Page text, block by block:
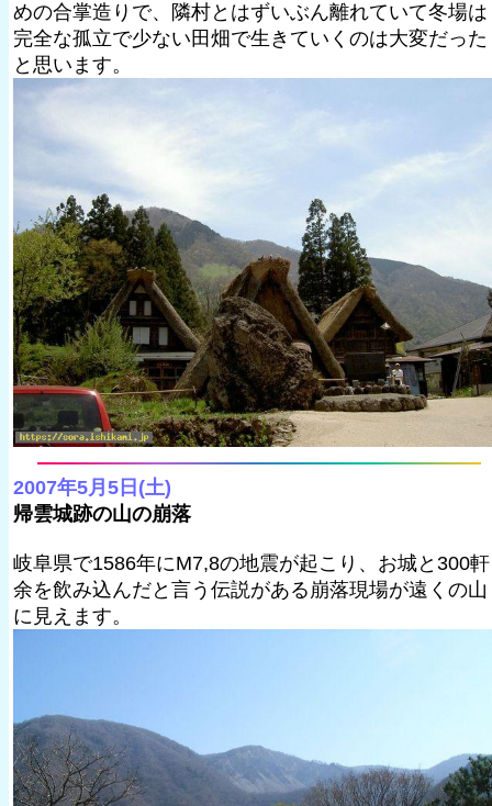
めの合掌造りで、隣村とはずいぶん離れていて冬場は
完全な孤立で少ない田畑で生きていくのは大変だった
と思います。
2007年5月5日(土)
帰雲城跡の山の崩落
岐阜県で1586年にM7,8の地震が起こり、お城と300軒
余を飲み込んだと言う伝説がある崩落現場が遠くの山
に見えます。